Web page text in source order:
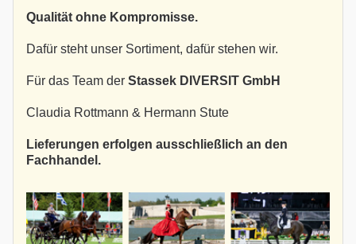
Qualität ohne Kompromisse.
Dafür steht unser Sortiment, dafür stehen wir.
Für das Team der Stassek DIVERSIT GmbH
Claudia Rottmann & Hermann Stute
Lieferungen erfolgen ausschließlich an den
Fachhandel.